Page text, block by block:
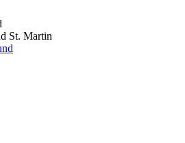
St. Martin